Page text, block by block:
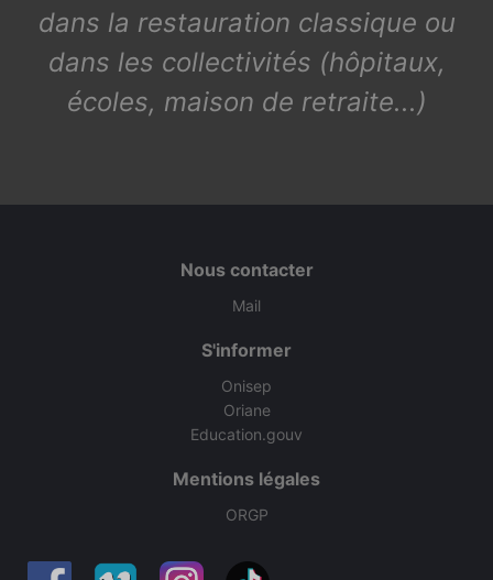
dans la restauration classique ou
dans les collectivités (hôpitaux,
écoles, maison de retraite...)
Nous contacter
Mail
S'informer
Onisep
Oriane
Education.gouv
Mentions légales
ORGP